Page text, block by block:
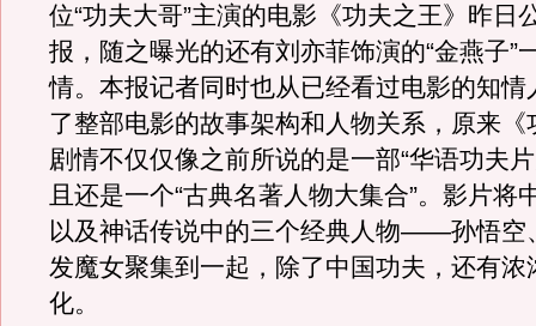
位“功夫大哥”主演的电影《功夫之王》昨日
报，随之曝光的还有刘亦菲饰演的“金燕子”
情。本报记者同时也从已经看过电影的知情
了整部电影的故事架构和人物关系，原来《
剧情不仅仅像之前所说的是一部“华语功夫
且还是一个“古典名著人物大集合”。影片将
以及神话传说中的三个经典人物——孙悟空
发魔女聚集到一起，除了中国功夫，还有浓
化。